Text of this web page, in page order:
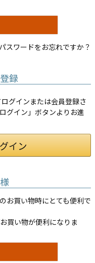
パスワードをお忘れですか？
録
グインまたは会員登録さ
グイン」ボタンよりお進
お買い物時にとても便利で
買い物が便利になりま